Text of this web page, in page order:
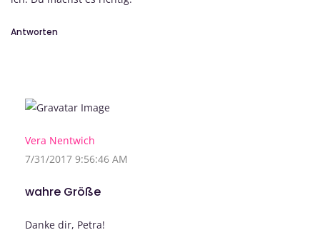
Antworten
Vera Nentwich
7/31/2017 9:56:46 AM
wahre Größe
Danke dir, Petra!